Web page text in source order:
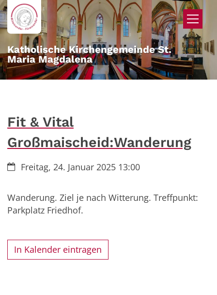
Zum Inhalt springen
Katholische Kirchengemeinde St.
Maria Magdalena
Fit & Vital
Großmaischeid:Wanderung
Datum:Freitag, 24. Januar 2025 13:00
Wanderung. Ziel je nach Witterung. Treffpunkt:
Parkplatz Friedhof.
In Kalender eintragen